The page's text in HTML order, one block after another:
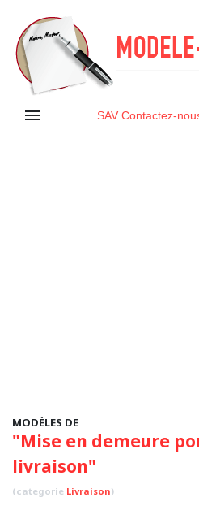
 SAV Contactez-
MODÈLES DE
"Mise en demeure
livraison"
(categorie Livraison)